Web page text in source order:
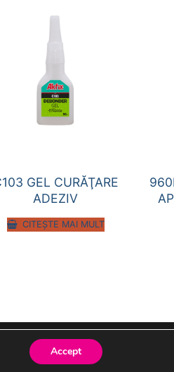
GEL CURĂŢARE
ADEZIV
CITEȘTE MAI MULT
Accept